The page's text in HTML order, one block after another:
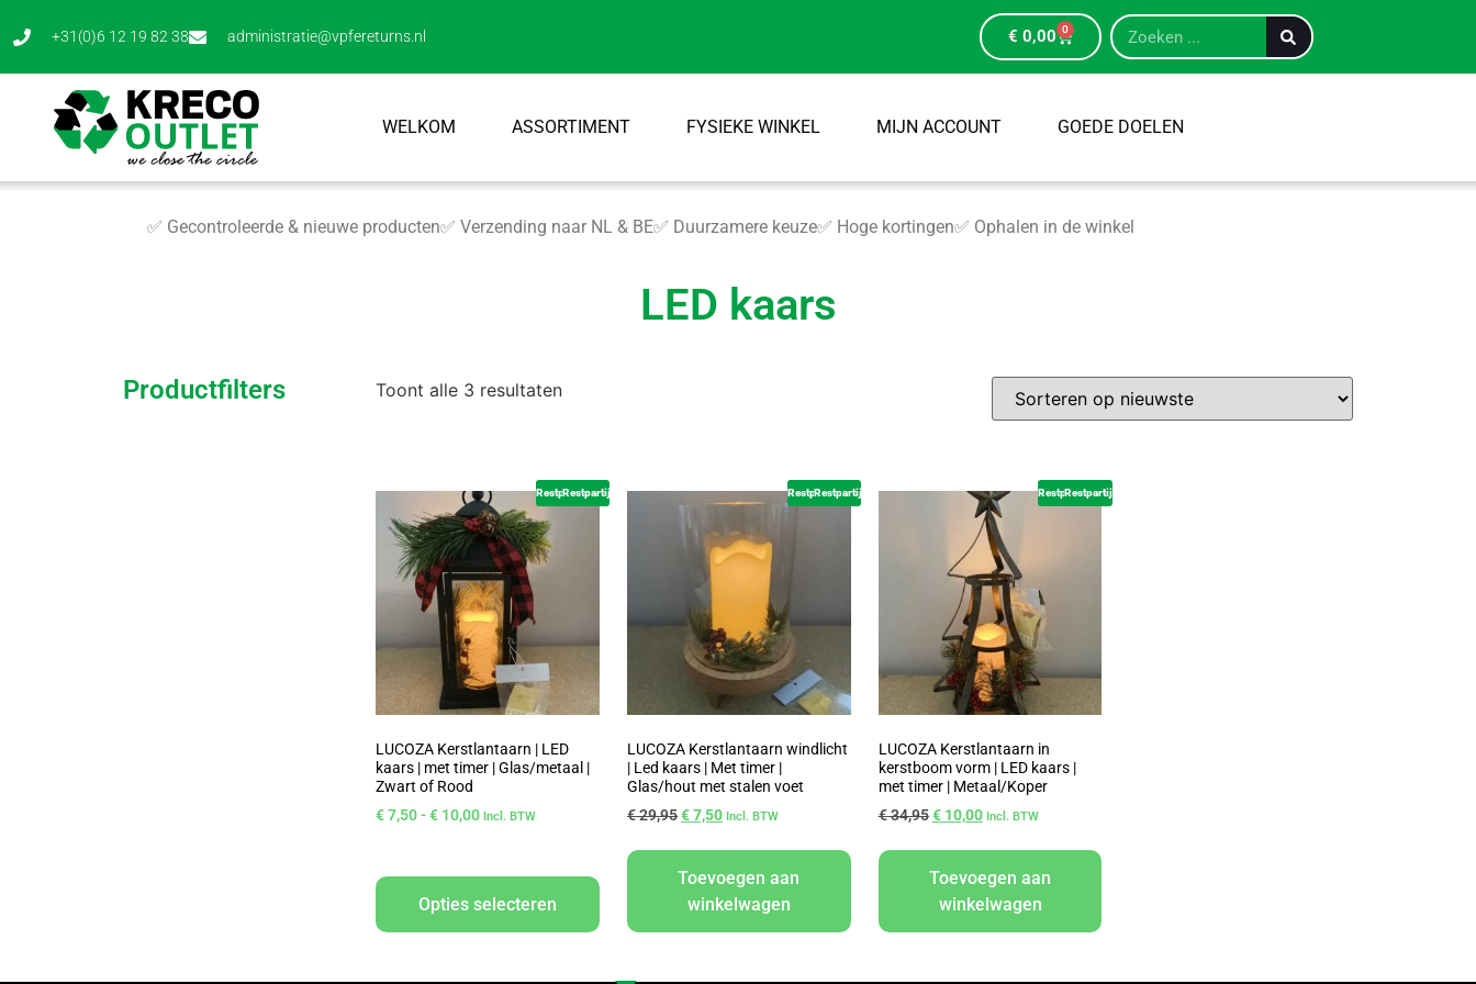
+31(0)6 12 19 82 38 administratie@vpfereturns.nl € 0,00 0
WELKOM ASSORTIMENT FYSIEKE WINKEL MIJN ACCOUNT GOEDE DOELEN
✅ Gecontroleerde & nieuwe producten✅ Verzending naar NL & BE✅ Duurzamere keuze✅ Hoge kortingen✅ Ophalen in de winkel
LED kaars
Productfilters Toont alle 3 resultaten
RestpartijRestpartij
LUCOZA Kerstlantaarn | LED
kaars | met timer | Glas/metaal |
Zwart of Rood
€7,50 - € 10,00 Incl. BTW
Opties selecteren
RestpartijRestpartij
LUCOZA Kerstlantaarn windlicht
| Led kaars | Met timer |
Glas/hout met stalen voet
€29,95€7,50 Incl. BTW
Toevoegen aan
winkelwagen
RestpartijRestpartij
LUCOZA Kerstlantaarn in
kerstboom vorm | LED kaars |
met timer | Metaal/Koper
€34,95 €10,00 Incl. BTW
Toevoegen aan
winkelwagen